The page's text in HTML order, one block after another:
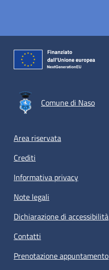
Comune di Naso
Footer menu
Area riservata
Crediti
Informativa privacy
Note legali
Dichiarazione di accessibilità
Contatti
Prenotazione appuntamento